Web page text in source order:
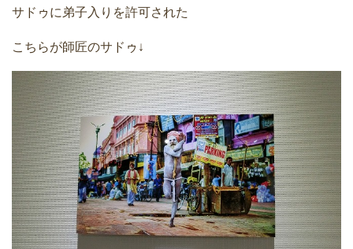
サドゥに弟子入りを許可された
こちらが師匠のサドゥ↓